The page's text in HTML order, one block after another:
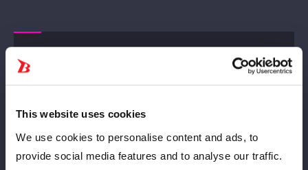
This website uses cookies
We use cookies to personalise content and ads, to
provide social media features and to analyse our traffic.